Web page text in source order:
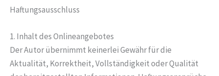
Haftungsausschluss
1. Inhalt des Onlineangebotes
Der Autor übernimmt keinerlei Gewähr für die
Aktualität, Korrektheit, Vollständigkeit oder Qualität